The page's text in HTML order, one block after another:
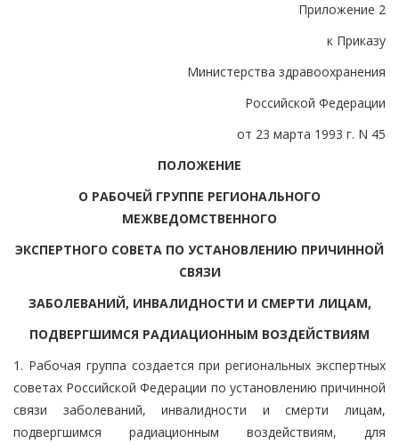
Приложение 2
к Приказу
Министерства здравоохранения
Российской Федерации
от 23 марта 1993 г. N 45
ПОЛОЖЕНИЕ
О РАБОЧЕЙ ГРУППЕ РЕГИОНАЛЬНОГО
МЕЖВЕДОМСТВЕННОГО
ЭКСПЕРТНОГО СОВЕТА ПО УСТАНОВЛЕНИЮ ПРИЧИННОЙ
СВЯЗИ
ЗАБОЛЕВАНИЙ, ИНВАЛИДНОСТИ И СМЕРТИ ЛИЦАМ,
ПОДВЕРГШИМСЯ РАДИАЦИОННЫМ ВОЗДЕЙСТВИЯМ
1. Рабочая группа создается при региональных экспертных
советах Российской Федерации по установлению причинной
связи заболеваний, инвалидности и смерти лицам,
подвергшимся радиационным воздействиям, для